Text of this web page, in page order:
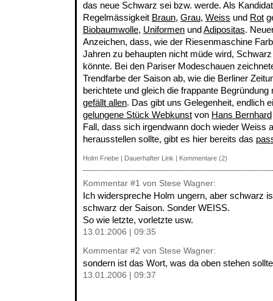
das neue Schwarz sei bzw. werde. Als
Regelmässigkeit Braun, Grau, Weiss und Rot
Biobaumwolle, Uniformen undAdipositas.
Anzeichen, dass, wie der Riesenmaschine
Jahren zu behaupten nicht müde wird,
könnte. Bei den Pariser Modeschauen
Trendfarbe der Saison ab, wie die Berliner
berichtete und gleich die frappante
gefällt allen. Das gibt uns Gelegenheit, endlich
gelungene Stück Webkunst von Hans Bernhard
Fall, dass sich irgendwann doch wieder Weiss
herausstellen sollte, gibt es hier bereits das
Holm Friebe | Dauerhafter Link | Kommentare (2)
Kommentar #1 von Stese Wagner:
Ich widerspreche Holm ungern, aber schwarz
schwarz der Saison. Sonder WEISS.
So wie letzte, vorletzte usw.
13.01.2006 | 09:35
Kommentar #2 von Stese Wagner:
sondern ist das Wort, was da oben stehen
13.01.2006 | 09:37